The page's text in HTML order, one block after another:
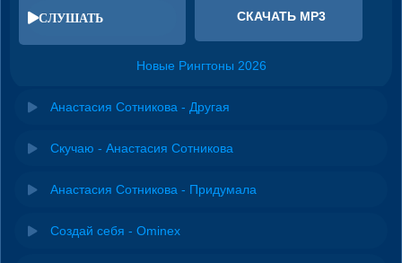
СЛУШАТЬ СКАЧАТЬ MP3
Новые Рингтоны 2026
Анастасия Сотникова - Другая
Скучаю - Анастасия Сотникова
Анастасия Сотникова - Придумала
Создай себя - Ominex